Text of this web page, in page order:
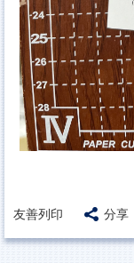
友善列印 分享